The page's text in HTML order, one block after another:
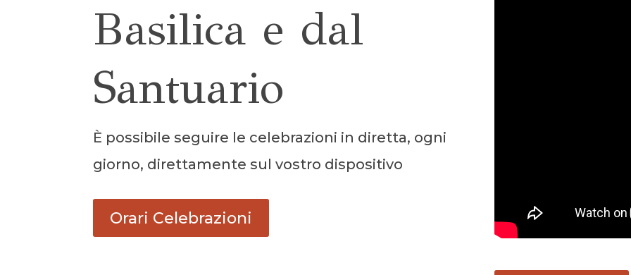
Basilica e dal
Santuario
È possibile seguire le celebrazioni in diretta, ogni
giorno, direttamente sul vostro dispositivo
Orari Celebrazioni